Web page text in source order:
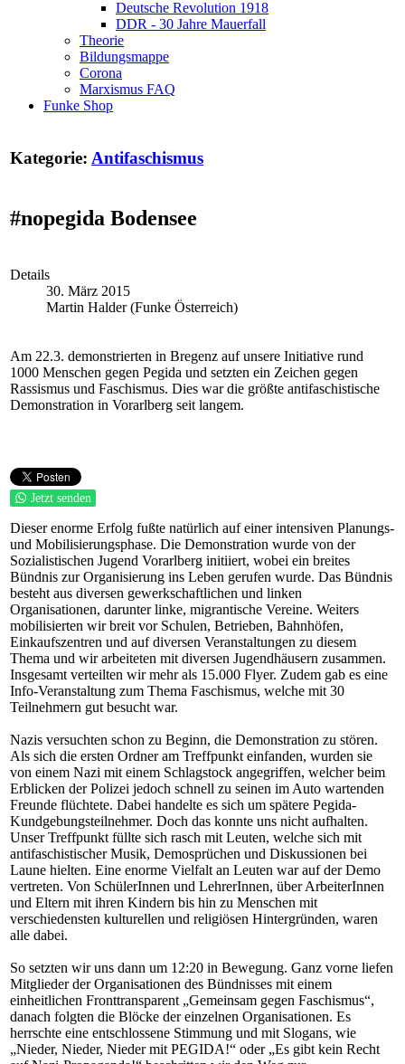
Deutsche Revolution 1918
DDR - 30 Jahre Mauerfall
Theorie
Bildungsmappe
Corona
Marxismus FAQ
Funke Shop
Kategorie: Antifaschismus
#nopegida Bodensee
Details
30. März 2015
Martin Halder (Funke Österreich)
Am 22.3. demonstrierten in Bregenz auf unsere Initiative rund
1000 Menschen gegen Pegida und setzten ein Zeichen gegen
Rassismus und Faschismus. Dies war die größte antifaschistische
Demonstration in Vorarlberg seit langem.
Jetzt senden
Dieser enorme Erfolg fußte natürlich auf einer intensiven Planungs-
und Mobilisierungsphase. Die Demonstration wurde von der
Sozialistischen Jugend Vorarlberg initiiert, wobei ein breites
Bündnis zur Organisierung ins Leben gerufen wurde. Das Bündnis
besteht aus diversen gewerkschaftlichen und linken
Organisationen, darunter linke, migrantische Vereine. Weiters
mobilisierten wir breit vor Schulen, Betrieben, Bahnhöfen,
Einkaufszentren und auf diversen Veranstaltungen zu diesem
Thema und wir arbeiteten mit diversen Jugendhäusern zusammen.
Insgesamt verteilten wir mehr als 15.000 Flyer. Zudem gab es eine
Info-Veranstaltung zum Thema Faschismus, welche mit 30
Teilnehmern gut besucht war.
Nazis versuchten schon zu Beginn, die Demonstration zu stören.
Als sich die ersten Ordner am Treffpunkt einfanden, wurden sie
von einem Nazi mit einem Schlagstock angegriffen, welcher beim
Erblicken der Polizei jedoch schnell zu seinen im Auto wartenden
Freunde flüchtete. Dabei handelte es sich um spätere Pegida-
Kundgebungsteilnehmer. Doch das konnte uns nicht aufhalten.
Unser Treffpunkt füllte sich rasch mit Leuten, welche sich mit
antifaschistischer Musik, Demosprüchen und Diskussionen bei
Laune hielten. Eine enorme Vielfalt an Leuten war auf der Demo
vertreten. Von SchülerInnen und LehrerInnen, über ArbeiterInnen
und Eltern mit ihren Kindern bis hin zu Menschen mit
verschiedensten kulturellen und religiösen Hintergründen, waren
alle dabei.
So setzten wir uns dann um 12:20 in Bewegung. Ganz vorne liefen
Mitglieder der Organisationen des Bündnisses mit einem
einheitlichen Fronttransparent „Gemeinsam gegen Faschismus“,
danach folgten die Blöcke der einzelnen Organisationen. Es
herrschte eine entschlossene Stimmung und mit Slogans, wie
„Nieder, Nieder, Nieder mit PEGIDA!“ oder „Es gibt kein Recht